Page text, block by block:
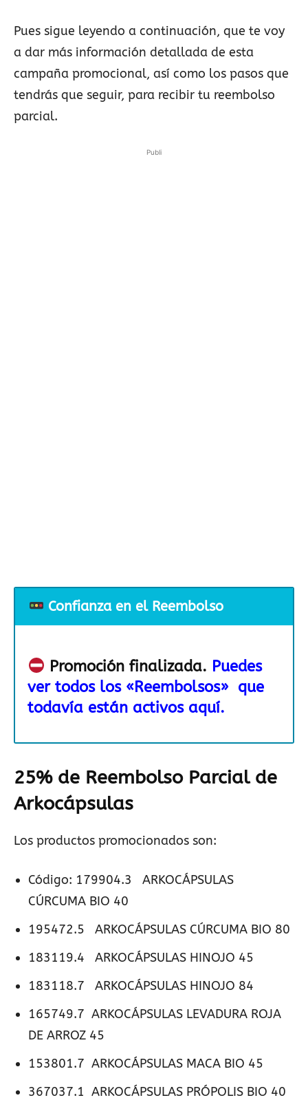
Pues sigue leyendo a continuación, que te voy
a dar más información detallada de esta
campaña promocional, así como los pasos que
tendrás que seguir, para recibir tu reembolso
parcial.
Publi
Confianza en el Reembolso
Promoción finalizada. Puedes
ver todos los «Reembolsos» que
todavía están activos aquí.
25% de Reembolso Parcial de
Arkocápsulas
Los productos promocionados son:
Código: 179904.3 ARKOCÁPSULAS
CÚRCUMA BIO 40
195472.5 ARKOCÁPSULAS CÚRCUMA BIO 80
183119.4 ARKOCÁPSULAS HINOJO 45
183118.7 ARKOCÁPSULAS HINOJO 84
165749.7 ARKOCÁPSULAS LEVADURA ROJA
DE ARROZ 45
153801.7 ARKOCÁPSULAS MACA BIO 45
367037.1 ARKOCÁPSULAS PRÓPOLIS BIO 40